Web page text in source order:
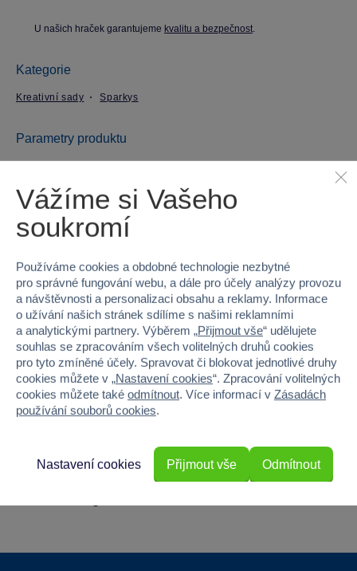
U našich hraček garantujeme kvalitu a bezpečnost.
Kategorie
Kreativní sady Sparkys
Parametry produktu
Kód produktu
Licence CreaFun
Věk od
Pohlaví HOLKA, KLUK
Šířka 12
Hloubka 1.5
Vážíme si Vašeho
soukromí
Používáme cookies a obdobné technologie nezbytné
pro správné fungování webu, a dále pro účely analýzy provozu
a návštěvnosti a personalizaci obsahu a reklamy. Informace
o užívání našich stránek sdílíme s našimi reklamními
a analytickými partnery. Výběrem „Přijmout vše“ udělujete
souhlas se zpracováním všech volitelných druhů cookies
pro tyto zmíněné účely. Spravovat či blokovat jednotlivé druhy
cookies můžete v „Nastavení cookies“. Zpracování volitelných
cookies můžete také odmítnout. Více informací v Zásadách
používání souborů cookies.
Odmítnout
Nastavení cookies Přijmout vše